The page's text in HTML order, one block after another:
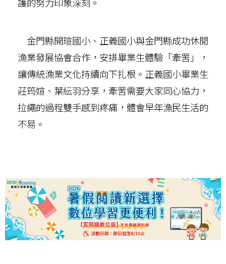
金門縣開瑄國小、正義國小與金門縣成功休閒
漁業發展協會合作，安排畢業生體驗「牽罟」，
讓傳統漁業文化持續向下扎根。正義國小畢業生
莊筠媗、葉紜羽分享，牽罟需要大家同心協力，
拉繩的過程雙手感到疼痛，體會早年漁民生活的
不易。